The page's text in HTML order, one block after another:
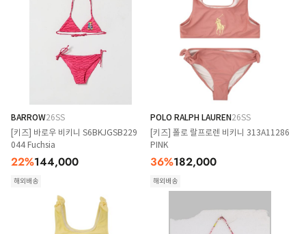
BARROW26SS
[키즈] 바로우 비키니 S6BKJGSB229
044 Fuchsia
22%144,000
해외배송
POLO RALPH LAUREN26SS
[키즈] 폴로 랄프로렌 비키니 313A11286
PINK
36%182,000
해외배송